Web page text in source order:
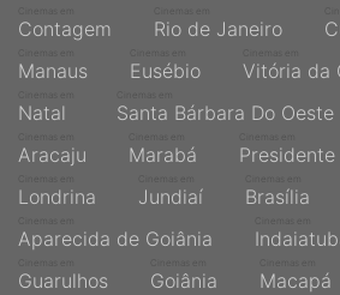
Contagem Rio de Janeiro
Manaus Eusébio Vitória da
Natal Santa Bárbara Do Oeste
Aracaju Marabá
Londrina Jundiaí Brasília
Aparecida de Goiânia
Guarulhos Goiânia Macapá